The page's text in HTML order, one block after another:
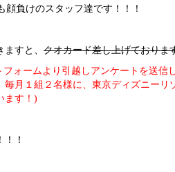
負けのスタッフ達です！！！
すと、 クオカード差し上げておりま
フォームより引越しアンケートを送信
毎月１組２名様に、東京ディズニーリ
ます！)
！